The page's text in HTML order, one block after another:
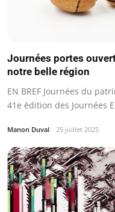
Journées portes
notre belle région
EN BREF Journées du
41e édition des Journées
Manon Duval 25 juillet 2025